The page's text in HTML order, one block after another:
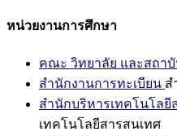
หน่วยงานการศึกษา
คณะ วิทยาลัย และสถา
สำนักงานการทะเบียน ส
สำนักบริหารเทคโนโลยี
เทคโนโลยีสารสนเทศ